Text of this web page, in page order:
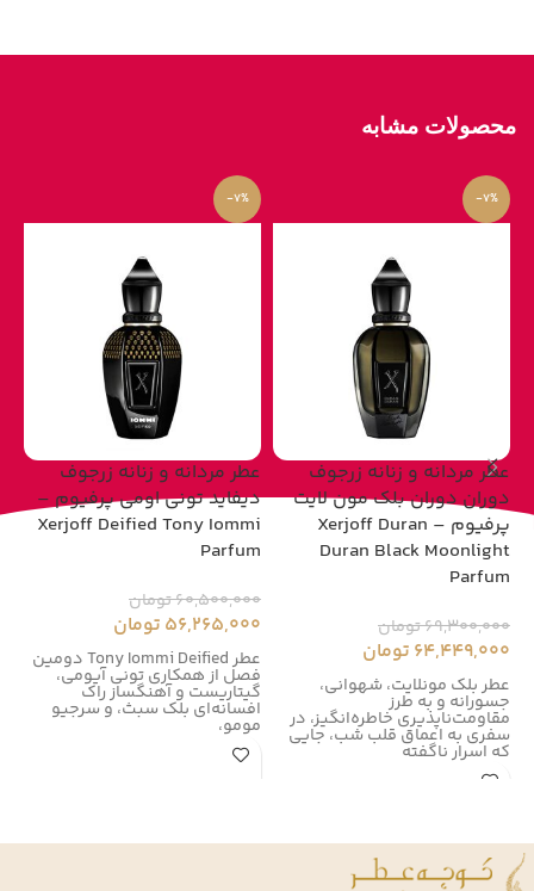
محصولات مشابه
-7%
عطر مردانه و زنانه زرجوف
دوران دوران بلک مون لایت
پرفیوم – Xerjoff Duran
Duran Black Moonlight
Parfum
69,300,000تومان
64,449,000 تومان
عطر بلک مونلایت، شهوانی،
جسورانه و به طرز
مقاومت‌ناپذیری خاطره‌انگیز، در
سفری به اعماق قلب شب، جایی
که اسرار ناگفته
-7%
عطر مردانه و زنانه زرجوف
دیفاید تونی اومی پرفیوم –
Xerjoff Deified Tony Iommi
Parfum
60,500,000تومان
56,265,000 تومان
عطر Tony Iommi Deified دومین
فصل از همکاری تونی آیومی،
گیتاریست و آهنگساز راک
افسانه‌ای بلک سبث، و سرجیو
مومو،